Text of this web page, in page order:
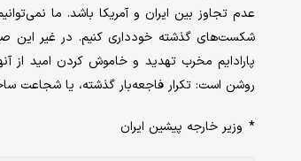
عدم تجاوز بین ایران و آمریکا باشد. ما
شکست‌های گذشته خودداری کنیم. در غیر این
پارادایم مخرب تهدید و خاموش کردن امید از
روشن است: تکرار فاجعه‌بار گذشته، یا شجاعت
* وزیر خارجه پیشین ایران